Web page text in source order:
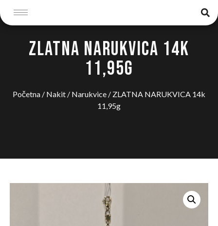
ZLATNA NARUKVICA 14K
11,95G
Početna / Nakit / Narukvice / ZLATNA NARUKVICA 14k
11,95g